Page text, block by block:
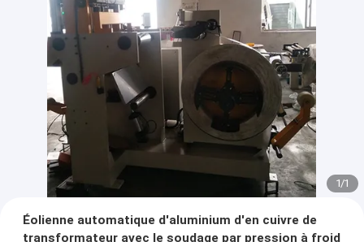
1/1
Éolienne automatique d'aluminium d'en cuivre de
transformateur avec le soudage par pression à froid